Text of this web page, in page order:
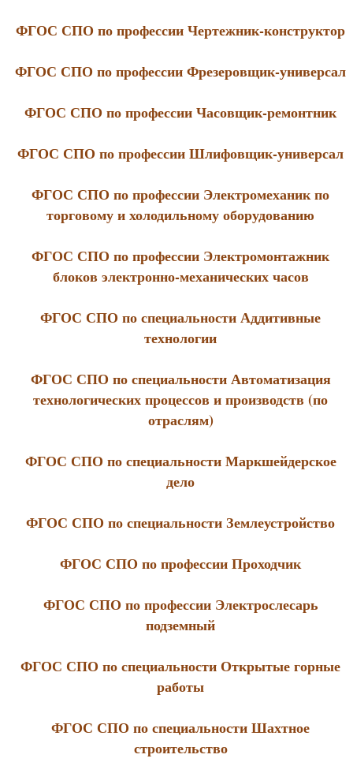
ФГОС СПО по профессии Чертежник-конструктор
ФГОС СПО по профессии Фрезеровщик-универсал
ФГОС СПО по профессии Часовщик-ремонтник
ФГОС СПО по профессии Шлифовщик-универсал
ФГОС СПО по профессии Электромеханик по
торговому и холодильному оборудованию
ФГОС СПО по профессии Электромонтажник
блоков электронно-механических часов
ФГОС СПО по специальности Аддитивные
технологии
ФГОС СПО по специальности Автоматизация
технологических процессов и производств (по
отраслям)
ФГОС СПО по специальности Маркшейдерское
дело
ФГОС СПО по специальности Землеустройство
ФГОС СПО по профессии Проходчик
ФГОС СПО по профессии Электрослесарь
подземный
ФГОС СПО по специальности Открытые горные
работы
ФГОС СПО по специальности Шахтное
строительство